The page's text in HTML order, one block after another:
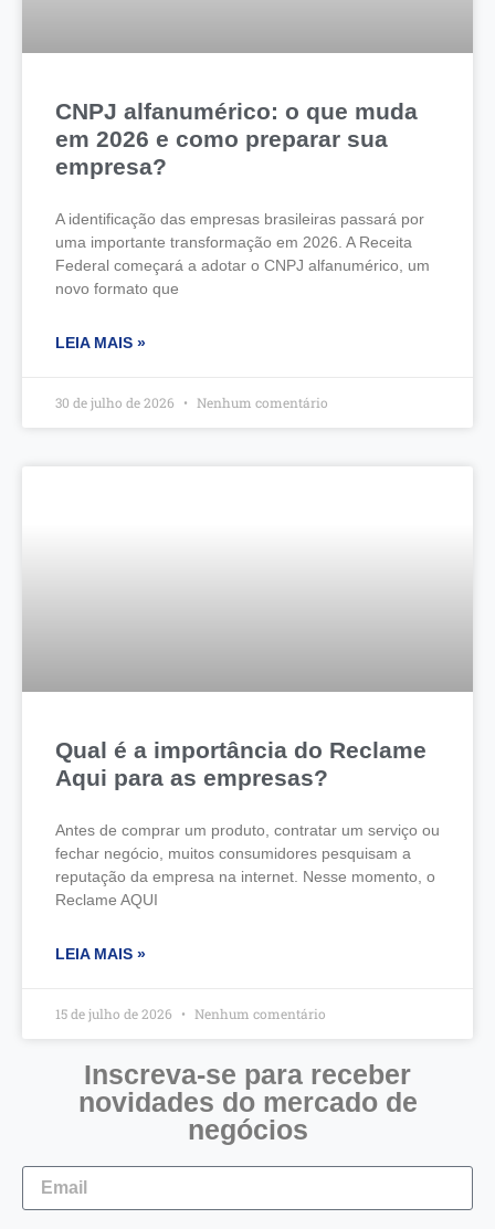
CNPJ alfanumérico: o que muda
em 2026 e como preparar sua
empresa?
A identificação das empresas brasileiras passará por
uma importante transformação em 2026. A Receita
Federal começará a adotar o CNPJ alfanumérico, um
novo formato que
LEIA MAIS »
30 de julho de 2026 Nenhum comentário
Qual é a importância do Reclame
Aqui para as empresas?
Antes de comprar um produto, contratar um serviço ou
fechar negócio, muitos consumidores pesquisam a
reputação da empresa na internet. Nesse momento, o
Reclame AQUI
LEIA MAIS »
15 de julho de 2026 Nenhum comentário
Inscreva-se para receber
novidades do mercado de
negócios